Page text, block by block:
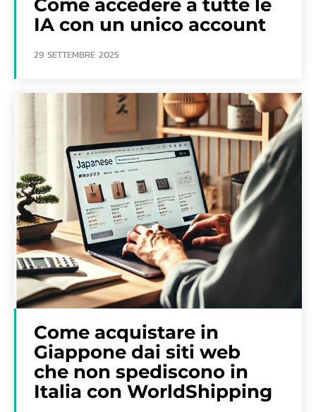
Come accedere a tutte le
IA con un unico account
29 SETTEMBRE 2025
Come acquistare in
Giappone dai siti web
che non spediscono in
Italia con WorldShipping